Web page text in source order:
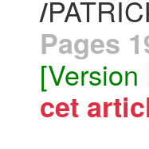
/
Pages
cet